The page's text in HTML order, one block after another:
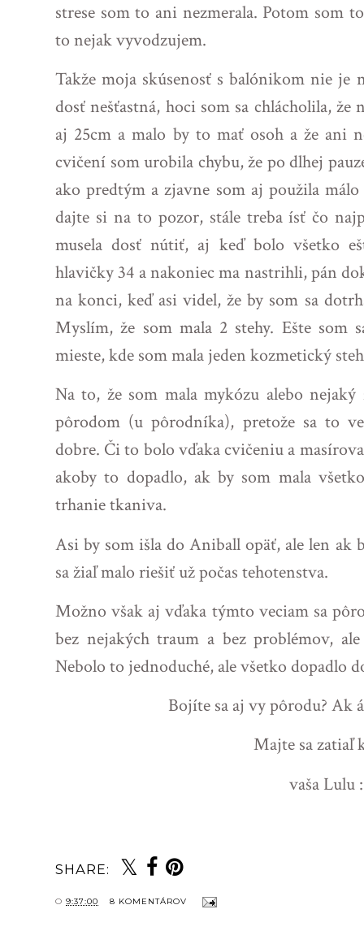
strese som to ani nezmerala. Potom som
to nejak vyvodzujem.
Takže moja skúsenosť s balónikom nie je
dosť nešťastná, hoci som sa chlácholila,
aj 25cm a malo by to mať osoh a že ani
cvičení som urobila chybu, že po dlhej
ako predtým a zjavne som aj použila
dajte si na to pozor, stále treba ísť čo
musela dosť nútiť, aj keď bolo všetko
hlavičky 34 a nakoniec ma nastrihli, pán
na konci, keď asi videl, že by som sa
Myslím, že som mala 2 stehy. Ešte som
mieste, kde som mala jeden kozmetický
Na to, že som mala mykózu alebo
pôrodom (u pôrodníka), pretože sa to
dobre. Či to bolo vďaka cvičeniu a
akoby to dopadlo, ak by som mala
trhanie tkaniva.
Asi by som išla do Aniball opäť, ale len ak
sa žiaľ malo riešiť už počas tehotenstva.
Možno však aj vďaka týmto veciam sa
bez nejakých traum a bez problémov,
Nebolo to jednoduché, ale všetko dopadlo
Bojíte sa aj vy pôrodu? Ak
Majte sa zatiaľ
vaša Lulu
SHARE:
O 9:37:00 8 KOMENTÁROV